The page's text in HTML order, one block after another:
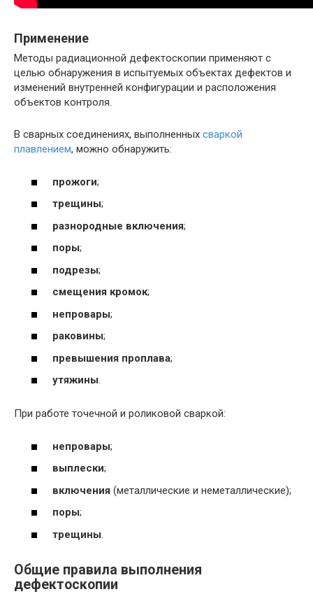
Применение
Методы радиационной дефектоскопии применяют с
целью обнаружения в испытуемых объектах дефектов и
изменений внутренней конфигурации и расположения
объектов контроля.
В сварных соединениях, выполненных сваркой
плавлением, можно обнаружить:
прожоги;
трещины;
разнородные включения;
поры;
подрезы;
смещения кромок;
непровары;
раковины;
превышения проплава;
утяжины.
При работе точечной и роликовой сваркой:
непровары;
выплески;
включения (металлические и неметаллические);
поры;
трещины.
Общие правила выполнения
дефектоскопии